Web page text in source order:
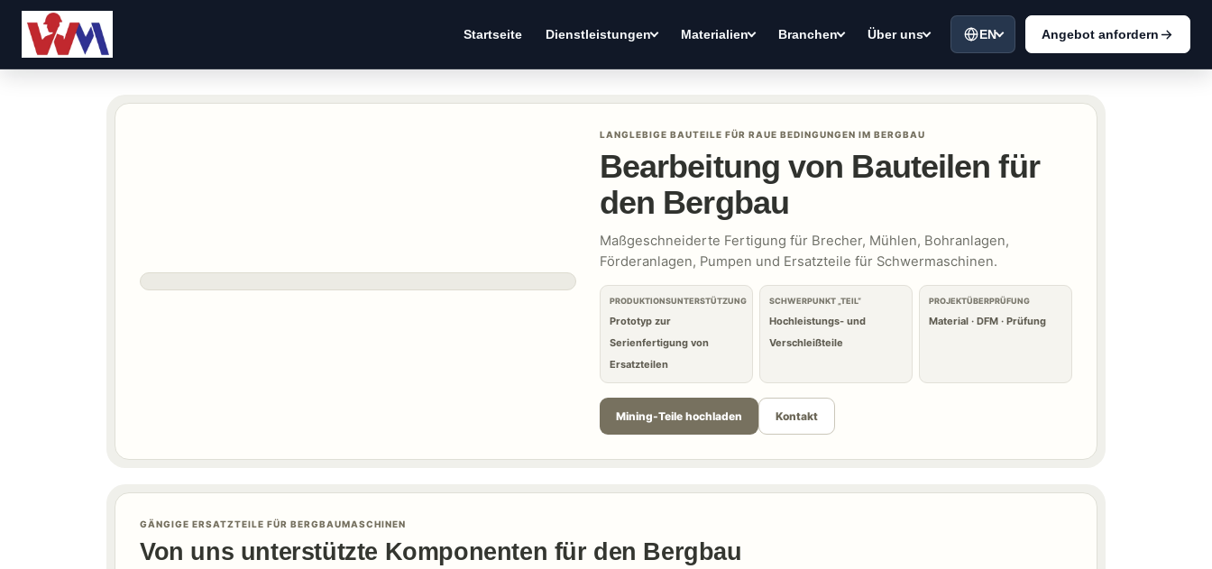
Startseite Dienstleistungen Materialien Branchen Über uns EN Angebot anfordern
LANGLEBIGE BAUTEILE FÜR RAUE BEDINGUNGEN IM BERGBAU
Bearbeitung von Bauteilen für
den Bergbau
Maßgeschneiderte Fertigung für Brecher, Mühlen, Bohranlagen,
Förderanlagen, Pumpen und Ersatzteile für Schwermaschinen.
PRODUKTIONSUNTERSTÜTZUNG
Prototyp zur
Serienfertigung von
Ersatzteilen
SCHWERPUNKT „TEIL“
Hochleistungs- und
Verschleißteile
PROJEKTÜBERPRÜFUNG
Material · DFM · Prüfung
Mining-Teile hochladen Kontakt
GÄNGIGE ERSATZTEILE FÜR BERGBAUMASCHINEN
Von uns unterstützte Komponenten für den Bergbau